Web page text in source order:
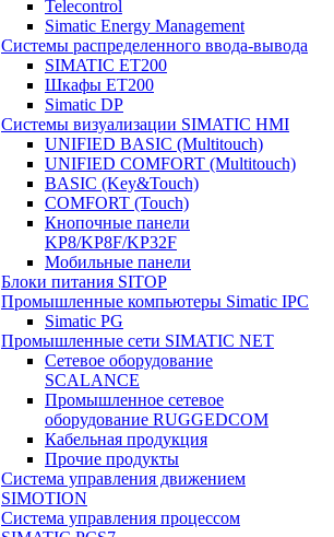
Telecontrol
Simatic Energy Management
Системы распределенного ввода-вывода
SIMATIC ET200
Шкафы ET200
Simatic DP
Системы визуализации SIMATIC HMI
UNIFIED BASIC (Multitouch)
UNIFIED COMFORT (Multitouch)
BASIC (Key&Touch)
COMFORT (Touch)
Кнопочные панели
KP8/KP8F/KP32F
Мобильные панели
Блоки питания SITOP
Промышленные компьютеры Simatic IPC
Simatic PG
Промышленные сети SIMATIC NET
Сетевое оборудование
SCALANCE
Промышленное сетевое
оборудование RUGGEDCOM
Кабельная продукция
Прочие продукты
Система управления движением
SIMOTION
Система управления процессом